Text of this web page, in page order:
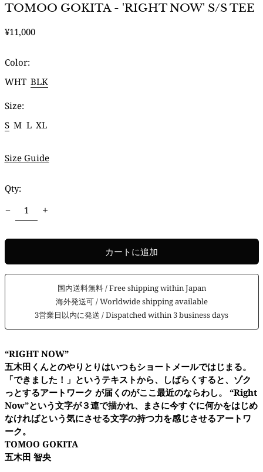
TOMOO GOKITA - 'RIGHT NOW' S/S TEE
通
価
格
¥11,000
Color:
WHT BLK
Size:
S M L XL
Size Guide
Qty:
カートに追加
国内送料無料 / Free shipping within Japan
海外発送可 / Worldwide shipping available
3営業日以内に発送 / Dispatched within 3 business days
“RIGHT NOW”
五木田くんとのやりとりはいつもショートメールではじまる。
「できました！」というテキストから、しばらくすると、ゾク
っとするアートワーク が届くのがここ最近のならわし。 “Right
Now”という文字が３連で描かれ、まさに今すぐに何かをはじめ
なければという気にさせる文字の持つ力を感じさせるアートワ
ーク。
TOMOO GOKITA
五木田 智央